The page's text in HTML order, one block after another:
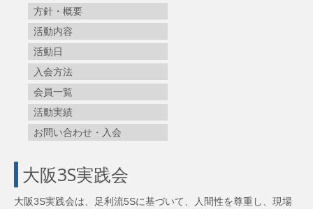
方針・概要
活動内容
活動日
入会方法
会員一覧
活動実績
お問い合わせ・入会
大阪3S実践会
大阪3S実践会は、足利流5Sに基づいて、人間性を尊重し、現場